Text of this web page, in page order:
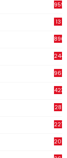
959
13
896
244
961
423
28
2210
2019